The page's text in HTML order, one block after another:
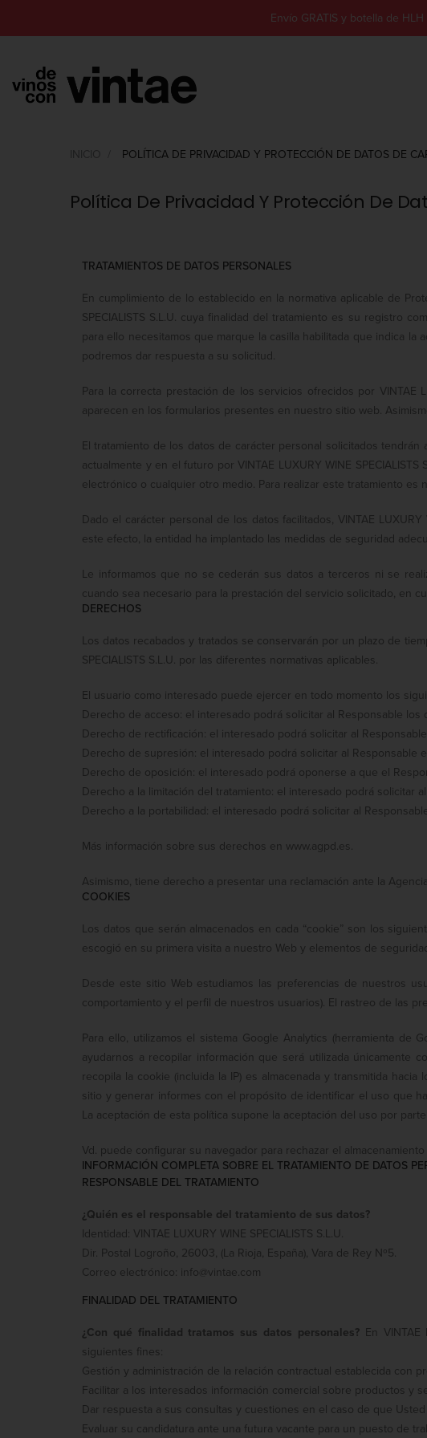
Envío GRATIS y botella de
POLÍTICA DE PRIVACIDAD Y PROTECCIÓN DE DATOS DE
Política De Privacidad Y Protección De
TRATAMIENTOS DE DATOS PERSONALES
En cumplimiento de lo establecido en la normativa aplicable de
SPECIALISTS S.L.U. cuya finalidad del tratamiento es su registro
para ello necesitamos que marque la casilla habilitada que indica
podremos dar respuesta a su solicitud.
Para la correcta prestación de los servicios ofrecidos por VINTAE
aparecen en los formularios presentes en nuestro sitio web.
El tratamiento de los datos de carácter personal solicitados
actualmente y en el futuro por VINTAE LUXURY WINE
electrónico o cualquier otro medio. Para realizar este tratamiento
Dado el carácter personal de los datos facilitados, VINTAE
este efecto, la entidad ha implantado las medidas de seguridad
Le informamos que no se cederán sus datos a terceros ni se
cuando sea necesario para la prestación del servicio solicitado, en
DERECHOS
Los datos recabados y tratados se conservarán por un plazo de
SPECIALISTS S.L.U. por las diferentes normativas aplicables.
El usuario como interesado puede ejercer en todo momento los
Derecho de acceso: el interesado podrá solicitar al Responsable
Derecho de rectificación: el interesado podrá solicitar al
Derecho de supresión: el interesado podrá solicitar al Responsable
Derecho de oposición: el interesado podrá oponerse a que el
Derecho a la limitación del tratamiento: el interesado podrá
Derecho a la portabilidad: el interesado podrá solicitar al
Más información sobre sus derechos en www.agpd.es.
Asimismo, tiene derecho a presentar una reclamación ante la
COOKIES
Los datos que serán almacenados en cada “cookie” son los
escogió en su primera visita a nuestro Web y elementos de
Desde este sitio Web estudiamos las preferencias de nuestros
comportamiento y el perfil de nuestros usuarios). El rastreo de las
Para ello, utilizamos el sistema Google Analytics (herramienta de
ayudarnos a recopilar información que será utilizada
recopila la cookie (incluida la IP) es almacenada y transmitida
sitio y generar informes con el propósito de identificar el uso que
La aceptación de esta política supone la aceptación del uso por
Vd. puede configurar su navegador para rechazar el
INFORMACIÓN COMPLETA SOBRE EL TRATAMIENTO DE DATOS
RESPONSABLE DEL TRATAMIENTO
¿Quién es el responsable del tratamiento de sus datos?
Identidad: VINTAE LUXURY WINE SPECIALISTS S.L.U.
Dir. Postal Logroño, 26003, (La Rioja, España), Vara de Rey Nº5.
Correo electrónico: info@vintae.com
FINALIDAD DEL TRATAMIENTO
¿Con qué finalidad tratamos sus datos personales?En VINTAE
siguientes fines:
Gestión y administración de la relación contractual establecida con
Facilitar a los interesados información comercial sobre productos y
Dar respuesta a sus consultas y cuestiones en el caso de que
Evaluar su candidatura ante una futura vacante para un puesto de